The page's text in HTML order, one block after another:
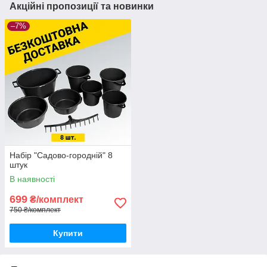
Акційні пропозиції та новинки
–7%
Набір "Садово-городній" 8
штук
В наявності
699 ₴/комплект
750 ₴/комплект
Купити